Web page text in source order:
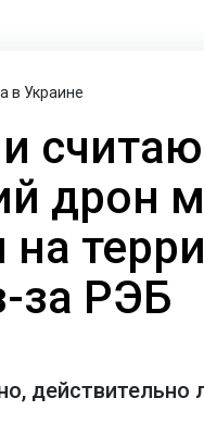
в Украине
дрон
на
за РЭБ
действительно